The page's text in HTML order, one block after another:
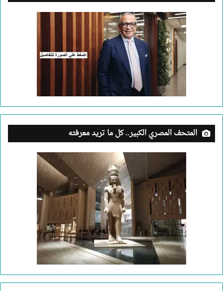
المتحف المصري الكبير.. كل ما تريد معرفته